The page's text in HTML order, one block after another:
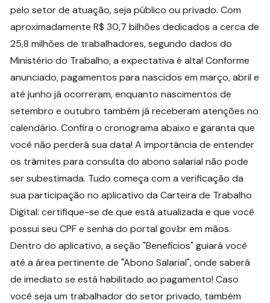
pelo setor de atuação, seja público ou privado. Com
aproximadamente R$ 30,7 bilhões dedicados a cerca de
25,8 milhões de trabalhadores, segundo dados do
Ministério do Trabalho, a expectativa é alta! Conforme
anunciado, pagamentos para nascidos em março, abril e
até junho já ocorreram, enquanto nascimentos de
setembro e outubro também já receberam atenções no
calendário. Confira o cronograma abaixo e garanta que
você não perderá sua data! A importância de entender
os trâmites para consulta do abono salarial não pode
ser subestimada. Tudo começa com a verificação da
sua participação no aplicativo da Carteira de Trabalho
Digital: certifique-se de que está atualizada e que você
possui seu CPF e senha do portal gov.br em mãos.
Dentro do aplicativo, a seção "Benefícios" guiará você
até a área pertinente de "Abono Salarial", onde saberá
de imediato se está habilitado ao pagamento! Caso
você seja um trabalhador do setor privado, também